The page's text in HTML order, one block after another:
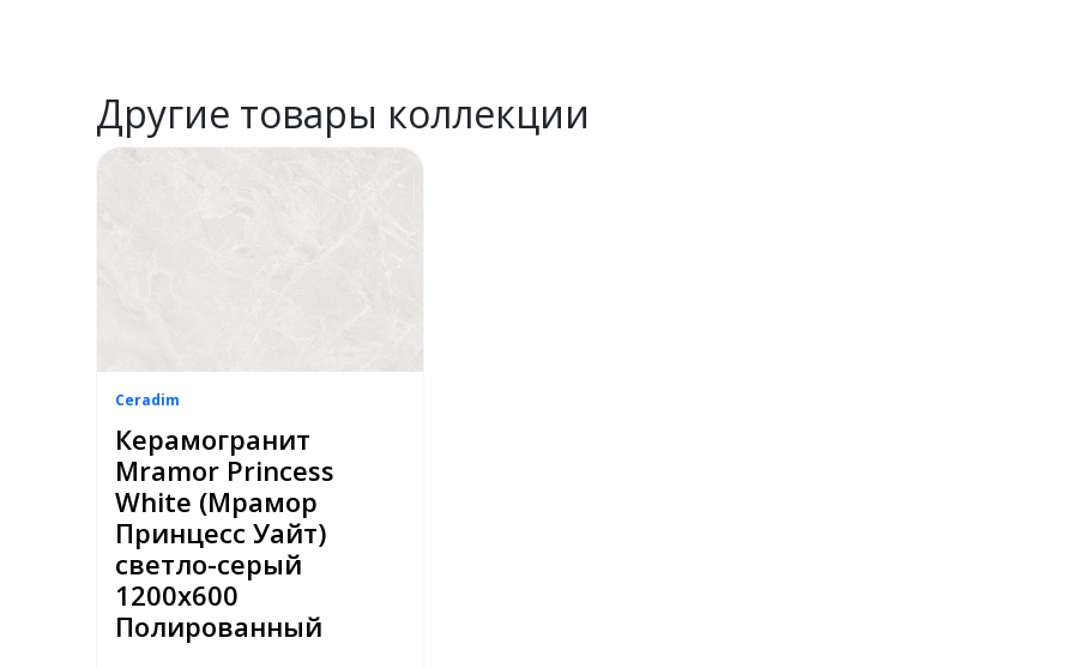
Другие товары коллекции
Ceradim
Керамогранит
Mramor Princess
White (Мрамор
Принцесс Уайт)
светло-серый
1200x600
Полированный